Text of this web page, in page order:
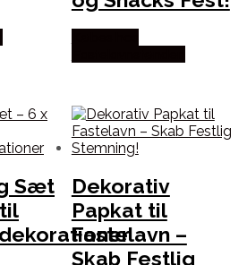
Sæt
Dekorativ
Papkat til
Fastelavn –
Skab Festlig